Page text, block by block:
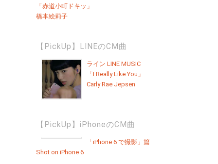
「赤道小町ドキッ」
橋本絵莉子
【PickUp】LINEのCM曲
ライン LINE MUSIC
「I Really Like You」
Carly Rae Jepsen
【PickUp】iPhoneのCM曲
「iPhone 6 で撮影」篇
Shot on iPhone 6